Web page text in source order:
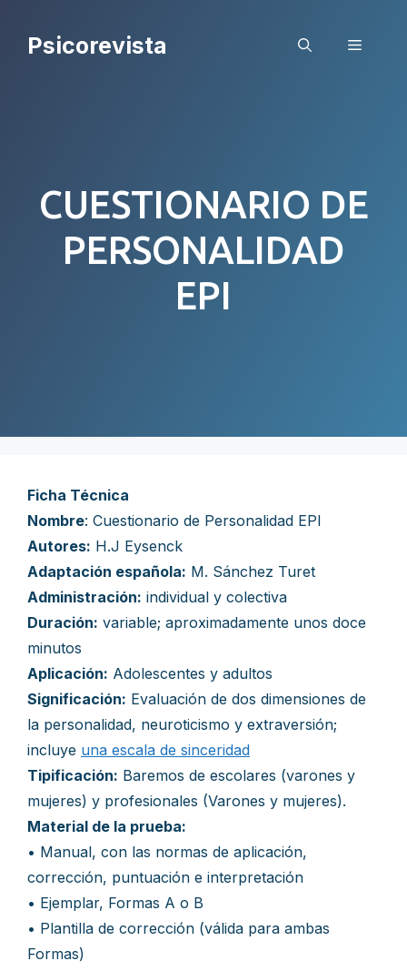
Psicorevista Menú
CUESTIONARIO DE
PERSONALIDAD
EPI
Ficha Técnica
Nombre: Cuestionario de Personalidad EPI
Autores: H.J Eysenck
Adaptación española: M. Sánchez Turet
Administración: individual y colectiva
Duración: variable; aproximadamente unos doce
minutos
Aplicación: Adolescentes y adultos
Significación: Evaluación de dos dimensiones de
la personalidad, neuroticismo y extraversión;
incluye una escala de sinceridad
Tipificación: Baremos de escolares (varones y
mujeres) y profesionales (Varones y mujeres).
Material de la prueba:
• Manual, con las normas de aplicación,
corrección, puntuación e interpretación
• Ejemplar, Formas A o B
• Plantilla de corrección (válida para ambas
Formas)